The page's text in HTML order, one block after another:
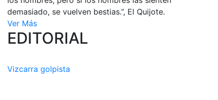
demasiado, se vuelven bestias.”, El Quijote.
Ver Más
EDITORIAL
Vizcarra golpista